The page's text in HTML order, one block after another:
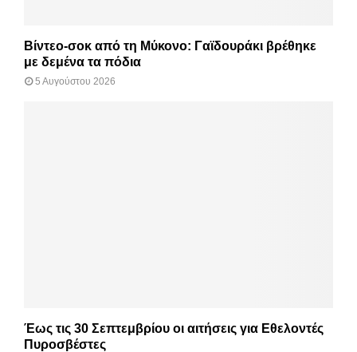
Βίντεο-σοκ από τη Μύκονο: Γαϊδουράκι βρέθηκε
με δεμένα τα πόδια
5 Αυγούστου 2026
Έως τις 30 Σεπτεμβρίου οι αιτήσεις για Εθελοντές
Πυροσβέστες